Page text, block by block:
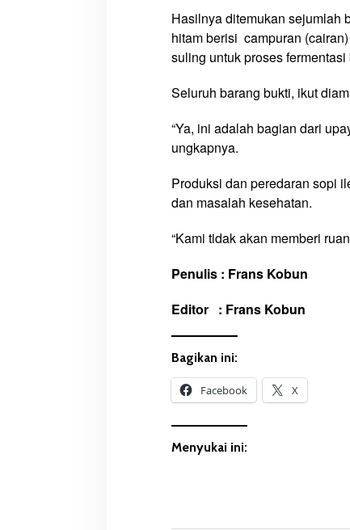
b
e
k
P
l
i
C
k
k
e
u
Hasilnya ditemukan sejumlah
hitam berisi campuran
suling untuk proses
Seluruh barang bukti, ikut
“Ya, ini adalah bagian dari
ungkapnya.
Produksi dan peredaran sopi
dan masalah kesehatan.
“Kami tidak akan memberi
Penulis : Frans Kobun
Editor : Frans Kobun
Bagikan ini:
Facebook X
Menyukai ini: